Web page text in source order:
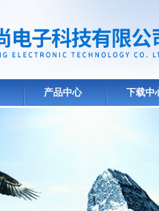
产品中心 下载中